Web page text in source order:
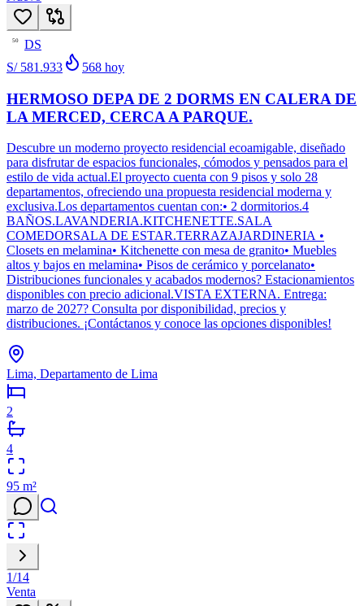
50
DS
S/ 581.933
568 hoy
HERMOSO DEPA DE 2 DORMS EN CALERA DE
LA MERCED, CERCA A PARQUE.
Descubre un moderno proyecto residencial ecoamigable, diseñado
para disfrutar de espacios funcionales, cómodos y pensados para el
estilo de vida actual.El proyecto cuenta con 9 pisos y solo 28
departamentos, ofreciendo una propuesta residencial moderna y
exclusiva.Los departamentos cuentan con:• 2 dormitorios.4
BAÑOS.LAVANDERIA.KITCHENETTE.SALA
COMEDORSALA DE ESTAR.TERRAZAJARDINERIA •
Closets en melamina• Kitchenette con mesa de granito• Muebles
altos y bajos en melamina• Pisos de cerámico y porcelanato•
Distribuciones funcionales y acabados modernos? Estacionamientos
disponibles con precio adicional.VISTA EXTERNA. Entrega:
marzo de 2027? Consulta por disponibilidad, precios y
distribuciones. ¡Contáctanos y conoce las opciones disponibles!
Lima, Departamento de Lima
2
4
95 m²
1/14
Venta